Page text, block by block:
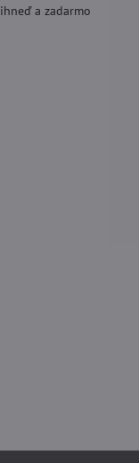
ihneď a zadarmo